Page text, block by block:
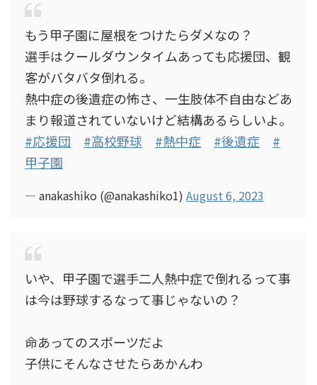
もう甲子園に屋根をつけたらダメなの？
選手はクールダウンタイムあっても応援団、観
客がバタバタ倒れる。
熱中症の後遺症の怖さ、一生肢体不自由などあ
まり報道されていないけど結構あるらしいよ。
#応援団
#高校野球 #熱中症 #後遺症
#
甲子園
— anakashiko (@anakashiko1) August 6, 2023
いや、甲子園で選手二人熱中症で倒れるって事
は今は野球するなって事じゃないの？
命あってのスポーツだよ
子供にそんなさせたらあかんわ